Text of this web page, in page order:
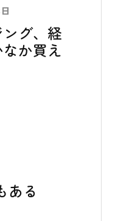
グ、経
か買え
ある